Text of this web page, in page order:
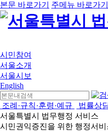
본문 바로가기 주메뉴 바로가기
시민참여
서울소개
서울시보
English
조례·규칙·훈령·예규 법률상
서울특별시 법무행정 서비스
시민권익증진을 위한 행정서